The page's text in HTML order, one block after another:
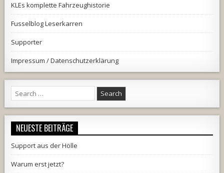
KLEs komplette Fahrzeughistorie
Fusselblog Leserkarren
Supporter
Impressum / Datenschutzerklärung
Search
for:
NEUESTE BEITRÄGE
Support aus der Hölle
Warum erst jetzt?